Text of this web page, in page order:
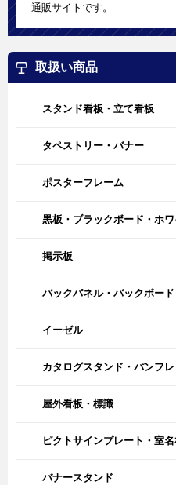
通販サイトです。
取扱い商品
スタンド看板・立て看板
タペストリー・バナー
ポスターフレーム
黒板・ブラックボード・ホ
掲示板
バックパネル・バックボード
イーゼル
カタログスタンド・パンフ
屋外看板・標識
ピクトサインプレート・室
バナースタンド